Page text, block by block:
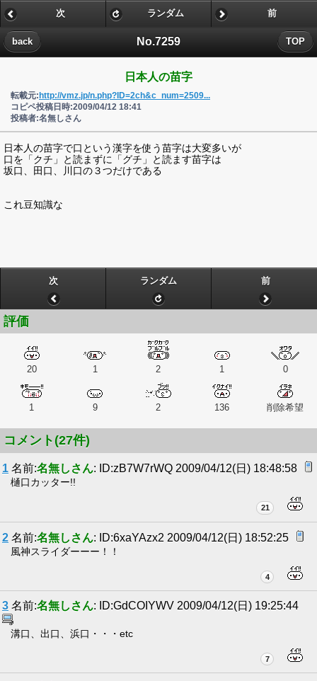
No.7259
back TOP
次 ランダム 前
日本人の苗字
転載元: http://vmz.jp/n.php?ID=2ch&c_num=2509...
コピペ投稿日時:2009/04/12 18:41
投稿者:名無しさん
日本人の苗字で口という漢字を使う苗字は大変多いが
口を「クチ」と読まずに「グチ」と読ます苗字は
坂口、田口、川口の３つだけである
これ豆知識な
次 ランダム 前
評価
20 1 2 1 0
1 9 2 136 削除希望
コメント(27件)
1 名前:名無しさん: ID:zB7W7rWQ 2009/04/12(日) 18:48:58
樋口カッター!!
21
2 名前:名無しさん: ID:6xaYAzx2 2009/04/12(日) 18:52:25
風神スライダーーー！！
4
3 名前:名無しさん: ID:GdCOIYWV 2009/04/12(日) 19:25:44
溝口、出口、浜口・・・etc
7